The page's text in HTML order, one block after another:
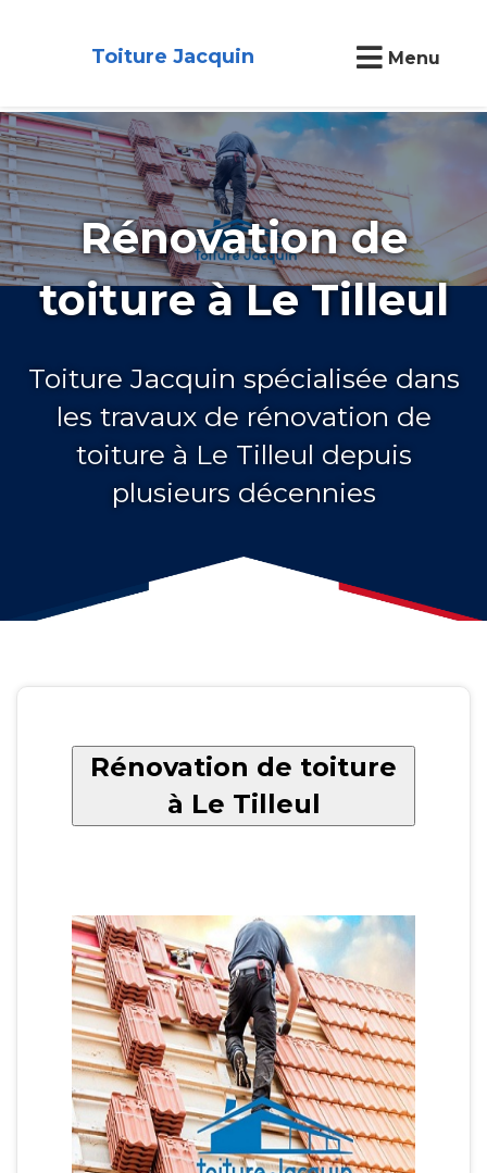
Toiture Jacquin Menu
Rénovation de
toiture à Le Tilleul
Toiture Jacquin spécialisée dans
les travaux de rénovation de
toiture à Le Tilleul depuis
plusieurs décennies
Rénovation de toiture
à Le Tilleul